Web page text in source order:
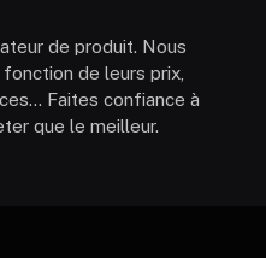
de produit. Nous
de leurs prix,
Faites confiance à
que le meilleur.